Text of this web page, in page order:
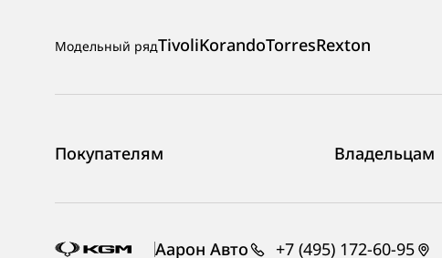
Аарон Авто +7 (495) 172-60-95
Модельный рядTivoliKorandoTorresRexton
Покупателям Владельцам